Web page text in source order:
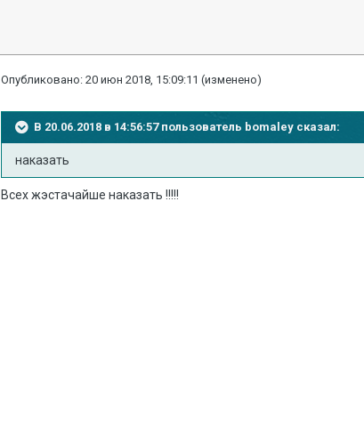
Опубликовано:20 июн 2018, 15:09:11 (изменено)
В 20.06.2018 в 14:56:57 пользователь bomaley сказал:
наказать
Всех жэстачайше наказать !!!!!